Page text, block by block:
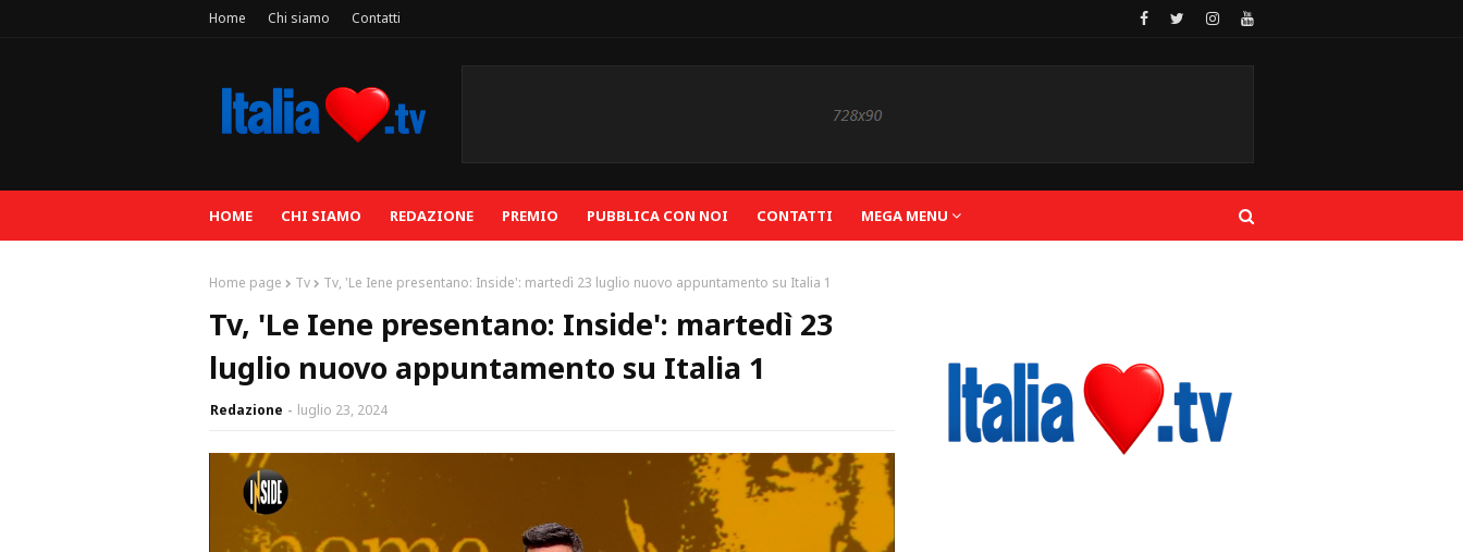
Home Chi siamo Contatti
HOME CHI SIAMO REDAZIONE PREMIO PUBBLICA CON NOI CONTATTI MEGA MENU
Home page Tv Tv, 'Le Iene presentano: Inside': martedì 23 luglio nuovo appuntamento su Italia 1
Tv, 'Le Iene presentano: Inside': martedì 23
luglio nuovo appuntamento su Italia 1
Redazione luglio 23, 2024